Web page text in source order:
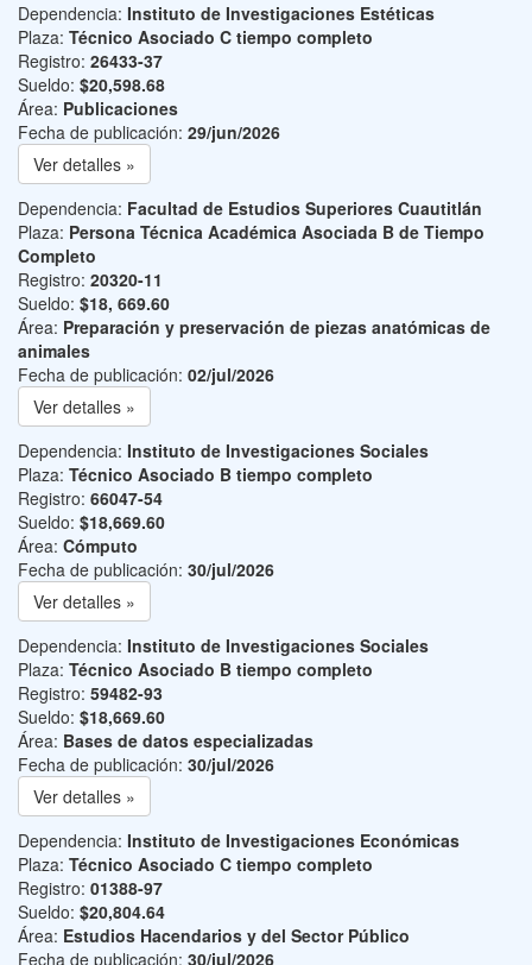
Dependencia: Instituto de Investigaciones Estéticas
Plaza: Técnico Asociado C tiempo completo
Registro: 26433-37
Sueldo: $20,598.68
Área: Publicaciones
Fecha de publicación: 29/jun/2026
Ver detalles »
Dependencia: Facultad de Estudios Superiores Cuautitlán
Plaza: Persona Técnica Académica Asociada B de Tiempo
Completo
Registro: 20320-11
Sueldo: $18, 669.60
Área: Preparación y preservación de piezas anatómicas de
animales
Fecha de publicación: 02/jul/2026
Ver detalles »
Dependencia: Instituto de Investigaciones Sociales
Plaza: Técnico Asociado B tiempo completo
Registro: 66047-54
Sueldo: $18,669.60
Área: Cómputo
Fecha de publicación: 30/jul/2026
Ver detalles »
Dependencia: Instituto de Investigaciones Sociales
Plaza: Técnico Asociado B tiempo completo
Registro: 59482-93
Sueldo: $18,669.60
Área: Bases de datos especializadas
Fecha de publicación: 30/jul/2026
Ver detalles »
Dependencia: Instituto de Investigaciones Económicas
Plaza: Técnico Asociado C tiempo completo
Registro: 01388-97
Sueldo: $20,804.64
Área: Estudios Hacendarios y del Sector Público
Fecha de publicación: 30/jul/2026